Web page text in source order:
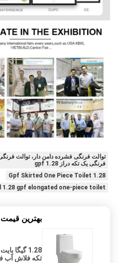
فرنگی یک تکه دراز 1.28 gpf
1.28 Gpf Skirted One Piece Toilet
1.28 gpf elongated one-piece toilet
بهترين
تکه فلاش آب